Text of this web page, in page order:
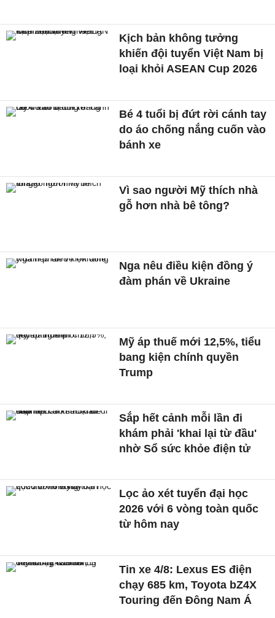
Kịch bản không tưởng
khiến đội tuyển Việt Nam bị
loại khỏi ASEAN Cup 2026
Bé 4 tuổi bị đứt rời cánh tay
do áo chống nắng cuốn vào
bánh xe
Vì sao người Mỹ thích nhà
gỗ hơn nhà bê tông?
Nga nêu điều kiện đồng ý
đàm phán về Ukraine
Mỹ áp thuế mới 12,5%, tiểu
bang kiện chính quyền
Trump
Sắp hết cảnh mỗi lần đi
khám phải 'khai lại từ đầu'
nhờ Sổ sức khỏe điện tử
Lọc ảo xét tuyển đại học
2026 với 6 vòng toàn quốc
từ hôm nay
Tin xe 4/8: Lexus ES điện
chạy 685 km, Toyota bZ4X
Touring đến Đông Nam Á